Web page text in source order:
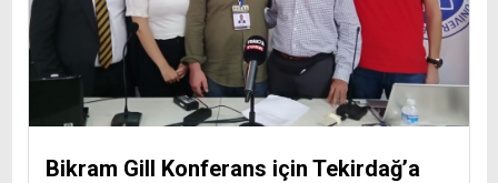
Bikram Gill Konferans için Tekirdağ’a